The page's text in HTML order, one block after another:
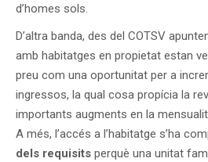
d’homes sols.
D’altra banda, des del COTSV
amb habitatges en propietat estan
preu com una oportunitat per a
ingressos, la qual cosa propícia la
importants augments en la
A més, l’accés a l’habitatge s’ha
dels requisits perquè una unitat